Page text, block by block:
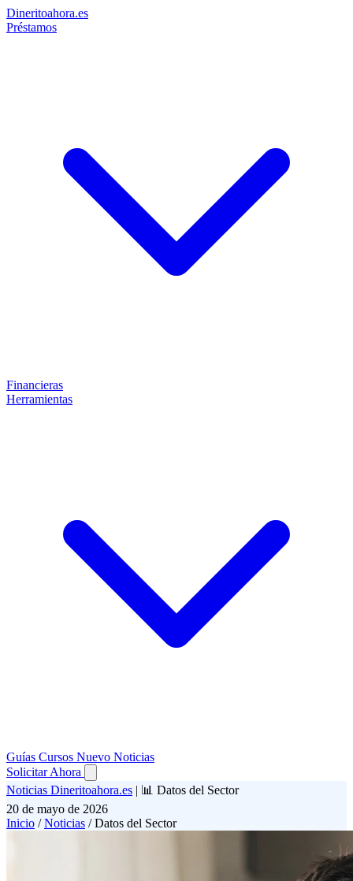
Dineritoahora.es
Préstamos
Financieras
Herramientas
Guías Cursos Nuevo Noticias
Solicitar Ahora
Noticias Dineritoahora.es | 📊 Datos del Sector
20 de mayo de 2026
Inicio / Noticias / Datos del Sector